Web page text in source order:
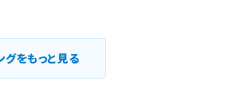
をもっと見る